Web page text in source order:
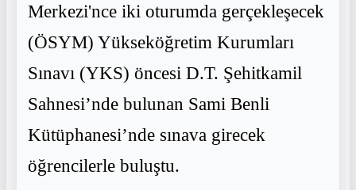
Merkezi'nce iki oturumda gerçekleşecek
(ÖSYM) Yükseköğretim Kurumları
Sınavı (YKS) öncesi D.T. Şehitkamil
Sahnesi’nde bulunan Sami Benli
Kütüphanesi’nde sınava girecek
öğrencilerle buluştu.